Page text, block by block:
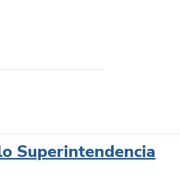
Superintendencia